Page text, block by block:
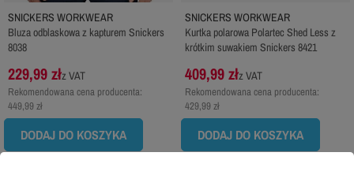
SNICKERS WORKWEAR
Bluza odblaskowa z kapturem Snickers
8038
229,99 złz VAT
Rekomendowana cena producenta:
449,99 zł
DODAJ DO KOSZYKA
SNICKERS WORKWEAR
Kurtka polarowa Polartec Shed Less z
krótkim suwakiem Snickers 8421
409,99 złz VAT
Rekomendowana cena producenta:
429,99 zł
DODAJ DO KOSZYKA